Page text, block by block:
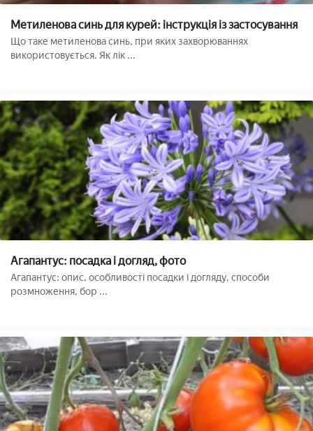
Метиленова синь для курей: інструкція із застосування
Що таке метиленова синь, при яких захворюваннях
використовується. Як лік ...
Агапантус: посадка і догляд, фото
Агапантус: опис, особливості посадки і догляду, способи
розмноження, бор ...